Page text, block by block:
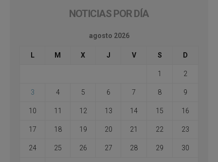
NOTICIAS POR DÍA
agosto 2026
L M X J V S D
1 2
3 4 5 6 7 8 9
10 11 12 13 14 15 16
17 18 19 20 21 22 23
24 25 26 27 28 29 30